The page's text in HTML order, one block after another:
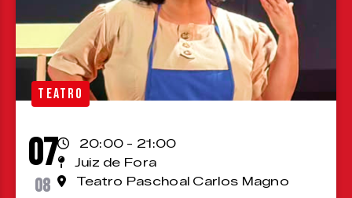
TEATRO
07
08
20:00 - 21:00
Juiz de Fora
Teatro Paschoal Carlos Magno